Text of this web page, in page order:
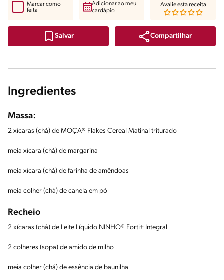
Salvar Compartilhar
Marcar como
feita
Adicionar ao meu
cardápio
Avalie esta receita
Ingredientes
Massa:
2 xícaras (chá) de MOÇA® Flakes Cereal Matinal triturado
meia xícara (chá) de margarina
meia xícara (chá) de farinha de amêndoas
meia colher (chá) de canela em pó
Recheio
2 xícaras (chá) de Leite Líquido NINHO® Forti+ Integral
2 colheres (sopa) de amido de milho
meia colher (chá) de essência de baunilha